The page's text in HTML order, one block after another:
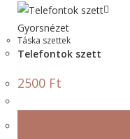
Gyorsnézet
Táska szettek
Telefontok szett
2500 Ft